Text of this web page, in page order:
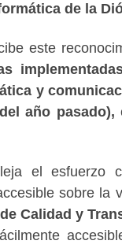
de la
este
y
año pasado),
el esfuerzo
sobre la
Calidad y